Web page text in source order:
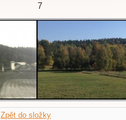
7
Zpět do složky